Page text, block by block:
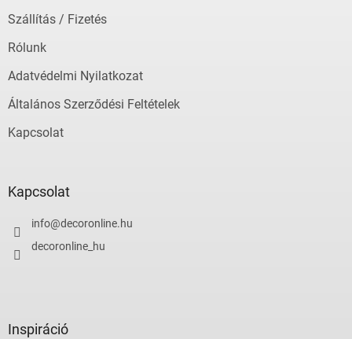
e
Szállítás / Fizetés
Rólunk
Adatvédelmi Nyilatkozat
Általános Szerződési Feltételek
Kapcsolat
Kapcsolat
info@decoronline.hu
decoronline_hu
Inspiráció